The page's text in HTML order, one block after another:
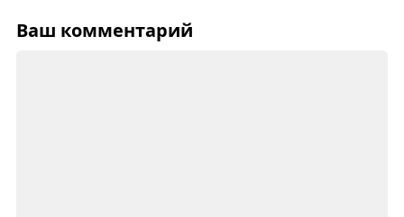
Ваш комментарий